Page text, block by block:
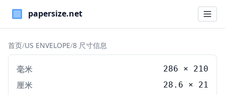
Paper Sizes
首页/US ENVELOPE/8 尺寸信息
毫米 286 × 210
厘米 28.6 × 21